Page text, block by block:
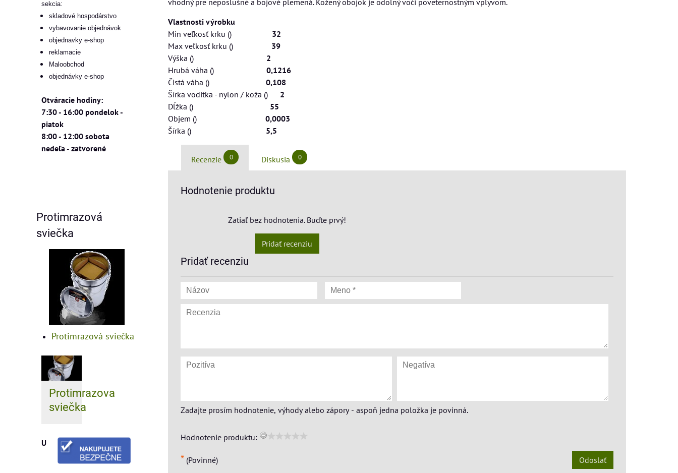
vhodný pre neposlušné a bojové plemená. Kožený obojok je odolný voči poveternostným vplyvom.
Vlastnosti výrobku
Min veľkosť krku () 32
Max veľkosť krku () 39
Výška ()
2
Hrubá váha () 0,1216
Čistá váha ()
0,108
Šírka vodítka - nylon / koža () 2
Dĺžka () 55
Objem ()
0,0003
Šírka ()
5,5
Recenzie 0 Diskusia 0
Hodnotenie produktu
Zatiaľ bez hodnotenia. Buďte prvý!
Pridať recenziu
Pridať recenziu
Zadajte prosím hodnotenie, výhody alebo zápory - aspoň jedna položka je povinná.
Hodnotenie produktu:
* (Povinné) Odoslať
sekcia:
skladové hospodárstvo
vybavovanie objednávok
objednavky e-shop
reklamacie
Maloobchod
objednávky e-shop
Otváracie hodiny:
7:30 - 16:00 pondelok -
piatok
8:00 - 12:00 sobota
nedeľa - zatvorené
Protimrazová
sviečka
Protimrazová sviečka
Protimrazova
sviečka
U